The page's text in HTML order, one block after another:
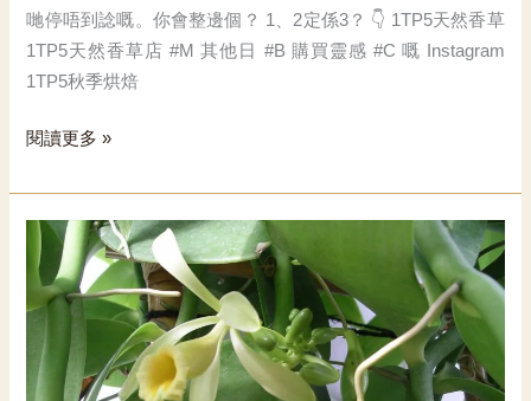
哋停唔到諗嘅。你會整邊個？ 1、2定係3？ 👇 1TP5天然香草
1TP5天然香草店 #M 其他日 #B 購買靈感 #C 嘅 Instagram
1TP5秋季烘焙
又
五
月，
乜
嘢
閱讀更多 »